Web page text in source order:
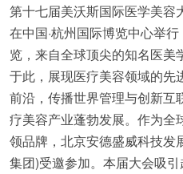
第十七届美沃斯国际医学美容
在中国·杭州国际博览中心举
览，来自全球顶尖的知名医美
于此，展现医疗美容领域的先
前沿，传播世界管理与创新互
疗美容产业蓬勃发展。作为全
领品牌，北京安德盛威科技
集团)受邀参加。本届大会吸